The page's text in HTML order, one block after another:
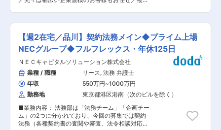
・年休125日 ・有給取得率80％以上！ ・月残業
20時間程度、繁忙期は40時間程度 ・産休、育休
プレイ（全員にモニター2つ貸与） 変更の範囲：
会社の定める業務
いただきます。 組織再編、経営承継サポート、個
人資産税等の幅広い税務アドバイスを通じて、ク
プ内の公認会計士、コンサルタント等の多様な専
門家と連携して業務提供する機会も多くありま
す。 クライアントは、ベンチャー企業から上場企
業まで規模も業種も様々で、クライアントの成長
をサポートすることで、クライアントとともに成
長できる、経営者から頼られるパートナーとなる
ことができる仕事です。 ・デロイト トーマツグ
ループ内の広く深い専門知見・多様な経験を保有
するメンバーと協働し、ご自身のスキルや知見を
磨ける環境があります。 ・地元の有力企業がクラ
イアントの中心であり、地域経済への貢献を実感
できます。 ・比較的ワークライフバランスを取り
れ成長できる〜 ■求人ポイント： ・時短勤務相
談可能、稼働時間で最大限パフォーマンスを発揮
してください ・社長の実績から数千名規模の企業
案件あり ・手続き業務だけでは物足りない方にも
更なる成長環境あり ■業務内容： 社会保険労務
士の業務全般をお任せします。 お客様の良きパー
トナーとして企業活動に貢献していただきます。
■具体的には： ・労働／社会保険手続き／給与計
算 ・お客様の様々な労務業務相談の解決／回答
・就業規則作成／変更／助成金の提案／申請 給与
践していただきます。 クライアントからの相談は
メールや電話での対応となり、対面での打合せは
基本的にオンラインかもしくはご来訪が中心、訪
【週2在宅／品川】契約法務メイン◆プライム上場
NECグループ◆フルフレックス・年休125日
ＮＥＣキャピタルソリューション株式会社
業種 / 職種
リース, 法務 弁護士
年収
550万円~1000万円
勤務地
東京都港区港南（次のビルを除く）
■業務内容： 法務部は「法務チーム」「企画チー
ム」の2つに分かれており、今回の募集では契約
法務（各種契約書の査閲や審査、法令相談対応）